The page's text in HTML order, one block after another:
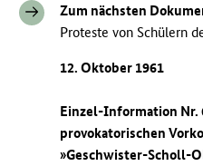
Zum nächsten
Proteste von Schülern
12. Oktober 1961
Einzel-Information Nr.
provokatorischen
»Geschwister-Scholl-